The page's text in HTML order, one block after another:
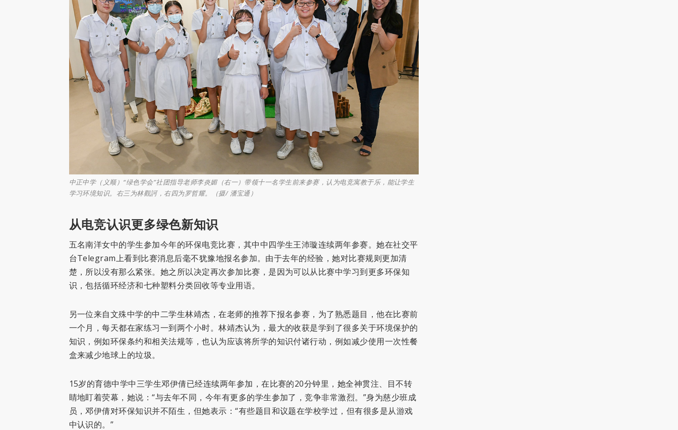
中正中学（义顺）“绿色学会”社团指导老师李炎媚（右一）带领十一名学生前来参赛，认为电竞寓教于乐，能让学生
学习环境知识。右三为林觀訶，右四为罗哲耀。（摄/ 潘宝通）
从电竞认识更多绿色新知识
五名南洋女中的学生参加今年的环保电竞比赛，其中中四学生王沛璇连续两年参赛。她在社交平
台Telegram上看到比赛消息后毫不犹豫地报名参加。由于去年的经验，她对比赛规则更加清
楚，所以没有那么紧张。她之所以决定再次参加比赛，是因为可以从比赛中学习到更多环保知
识，包括循环经济和七种塑料分类回收等专业用语。
另一位来自文殊中学的中二学生林靖杰，在老师的推荐下报名参赛，为了熟悉题目，他在比赛前
一个月，每天都在家练习一到两个小时。林靖杰认为，最大的收获是学到了很多关于环境保护的
知识，例如环保条约和相关法规等，也认为应该将所学的知识付诸行动，例如减少使用一次性餐
盒来减少地球上的垃圾。
15岁的育德中学中三学生邓伊倩已经连续两年参加，在比赛的20分钟里，她全神贯注、目不转
睛地盯着荧幕，她说：“与去年不同，今年有更多的学生参加了，竞争非常激烈。”身为慈少班成
员，邓伊倩对环保知识并不陌生，但她表示：“有些题目和议题在学校学过，但有很多是从游戏
中认识的。”